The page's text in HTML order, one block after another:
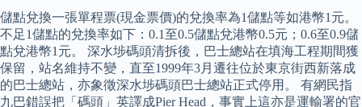
儲點兌換一張單程票(現金票價)的兌換率為1儲點等如港幣1元。
不足1儲點的兌換率如下：0.1至0.5儲點兌港幣0.5元；0.6至0.9儲
點兌港幣1元。 深水埗碼頭清拆後，巴士總站在填海工程期間獲
保留，站名維持不變，直至1999年3月遷往位於東京街西新落成
的巴士總站，亦象徵深水埗碼頭巴士總站正式停用。 有網民指
九巴錯誤把「碼頭」英譯成Pier Head，事實上這亦是運輸署的官